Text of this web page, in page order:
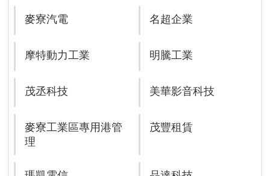
麥寮汽電 名超企業
摩特動力工業 明騰工業
茂丞科技 美華影音科技
麥寮工業區專用港管
理
茂豐租賃